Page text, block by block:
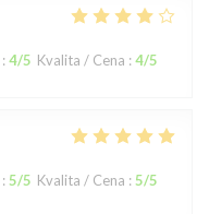
: 4/5 Kvalita / Cena : 4/5
: 5/5 Kvalita / Cena : 5/5